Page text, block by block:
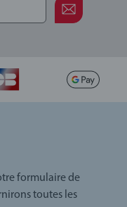
formulaire de
toutes les